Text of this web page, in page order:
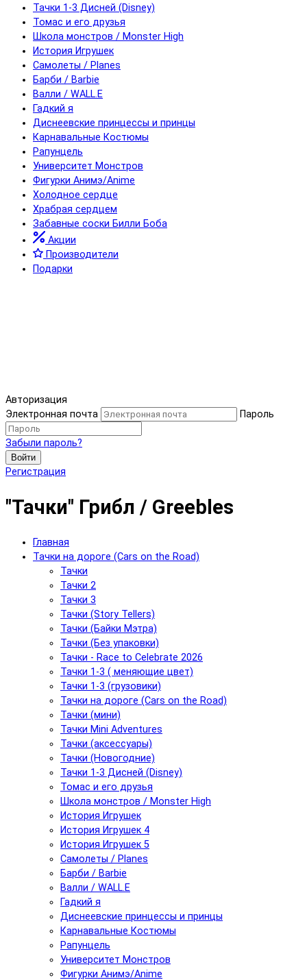
Тачки 1-3 Дисней (Disney)
Томас и его друзья
Школа монстров / Monster High
История Игрушек
Самолеты / Planes
Барби / Barbie
Валли / WALL.E
Гадкий я
Диснеевские принцессы и принцы
Карнавальные Костюмы
Рапунцель
Университет Монстров
Фигурки Анимэ/Anime
Холодное сердце
Храбрая сердцем
Забавные соски Билли Боба
Акции
Производители
Подарки
Авторизация
Электронная почта
Пароль
Забыли пароль?
Войти
Регистрация
"Тачки" Грибл / Greebles
Главная
Тачки на дороге (Cars on the Road)
Тачки
Тачки 2
Тачки 3
Тачки (Story Tellers)
Тачки (Байки Мэтра)
Тачки (Без упаковки)
Тачки - Race to Celebrate 2026
Тачки 1-3 ( меняющие цвет)
Тачки 1-3 (грузовики)
Тачки на дороге (Cars on the Road)
Тачки (мини)
Тачки Mini Adventures
Тачки (аксессуары)
Тачки (Новогодние)
Тачки 1-3 Дисней (Disney)
Томас и его друзья
Школа монстров / Monster High
История Игрушек
История Игрушек 4
История Игрушек 5
Самолеты / Planes
Барби / Barbie
Валли / WALL.E
Гадкий я
Диснеевские принцессы и принцы
Карнавальные Костюмы
Рапунцель
Университет Монстров
Фигурки Анимэ/Anime